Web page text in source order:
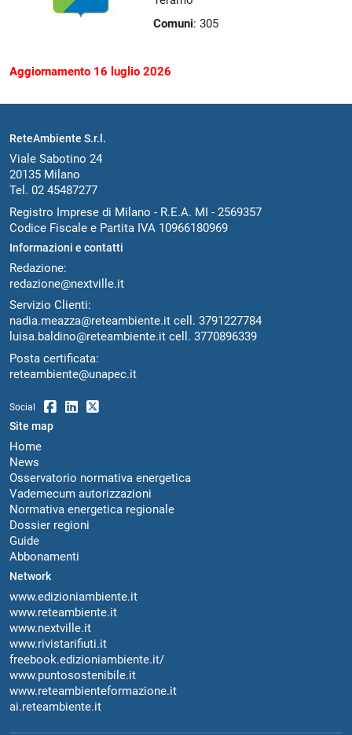
Comuni: 305
Aggiornamento 16 luglio 2026
ReteAmbiente S.r.l.
Viale Sabotino 24
20135 Milano
Tel. 02 45487277
Registro Imprese di Milano - R.E.A. MI - 2569357
Codice Fiscale e Partita IVA 10966180969
Informazioni e contatti
Redazione:
redazione@nextville.it
Servizio Clienti:
nadia.meazza@reteambiente.it cell. 3791227784
luisa.baldino@reteambiente.it cell. 3770896339
Posta certificata:
reteambiente@unapec.it
Social
Site map
Home
News
Osservatorio normativa energetica
Vademecum autorizzazioni
Normativa energetica regionale
Dossier regioni
Guide
Abbonamenti
Network
www.edizioniambiente.it
www.reteambiente.it
www.nextville.it
www.rivistarifiuti.it
freebook.edizioniambiente.it/
www.puntosostenibile.it
www.reteambienteformazione.it
ai.reteambiente.it